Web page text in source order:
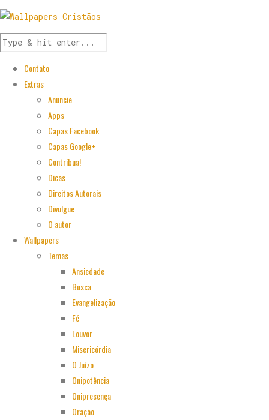
Contato
Extras
Anuncie
Apps
Capas Facebook
Capas Google+
Contribua!
Dicas
Direitos Autorais
Divulgue
O autor
Wallpapers
Temas
Ansiedade
Busca
Evangelização
Fé
Louvor
Misericórdia
O Juízo
Onipotência
Onipresença
Oração